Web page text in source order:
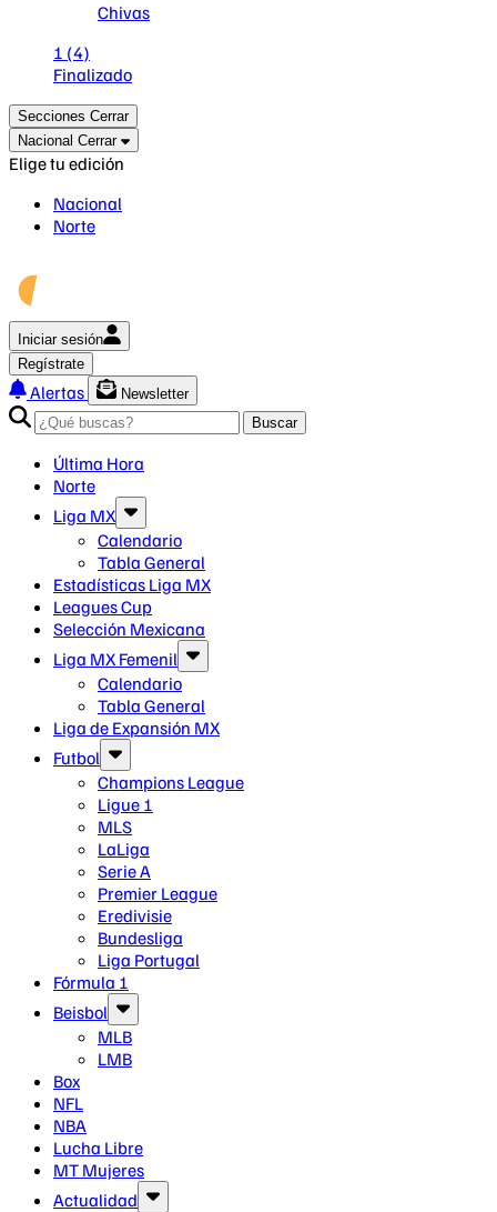
Chivas
1 (4)
Finalizado
Secciones Cerrar
Nacional Cerrar
Elige tu edición
Nacional
Norte
Iniciar sesión
Regístrate
Alertas
Newsletter
Buscar
Última Hora
Norte
Liga MX
Calendario
Tabla General
Estadísticas Liga MX
Leagues Cup
Selección Mexicana
Liga MX Femenil
Calendario
Tabla General
Liga de Expansión MX
Futbol
Champions League
Ligue 1
MLS
LaLiga
Serie A
Premier League
Eredivisie
Bundesliga
Liga Portugal
Fórmula 1
Beisbol
MLB
LMB
Box
NFL
NBA
Lucha Libre
MT Mujeres
Actualidad